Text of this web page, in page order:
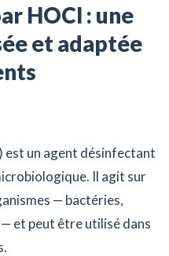
HOCl : une
et adaptée
est un agent désinfectant
Il agit sur
— bactéries,
et peut être utilisé dans